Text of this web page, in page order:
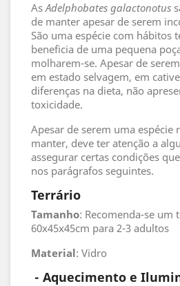
AsAdelphobates galactonotus
de manter apesar de serem
São uma espécie com hábitos
beneficia de uma pequena
molharem-se. Apesar de
em estado selvagem, em
diferenças na dieta, não
toxicidade.
Apesar de serem uma espécie
manter, deve ter atenção a
assegurar certas condições
nos parágrafos seguintes.
Terrário
Tamanho: Recomenda-se um
60x45x45cm para 2-3 adultos
Material: Vidro
- Aquecimento e